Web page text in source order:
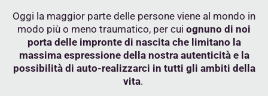
Oggi la maggior parte delle persone viene al mondo in
modo più o meno traumatico, per cui ognuno di noi
porta delle impronte di nascita che limitano la
massima espressione della nostra autenticità e la
possibilità di auto-realizzarci in tutti gli ambiti della
vita.